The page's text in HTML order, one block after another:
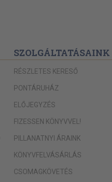
SZOLGÁLTATÁSAINK
RÉSZLETES KERESŐ
PONTÁRUHÁZ
ELŐJEGYZÉS
FIZESSEN KÖNYVVEL!
PILLANATNYI ÁRAINK
KÖNYVFELVÁSÁRLÁS
CSOMAGKÖVETÉS